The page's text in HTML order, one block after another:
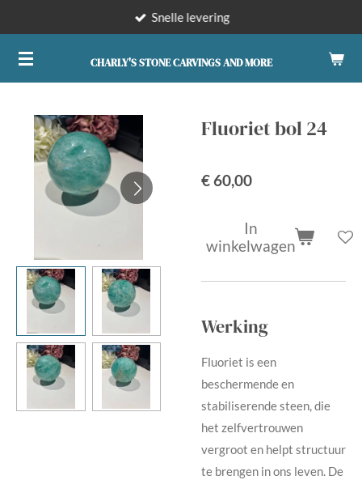
naar
de
CHARLY'S STONE CARVINGS AND MORE
Snelle levering
Fluoriet bol 24
€ 60,00
In
winkelwagen
Werking
Fluoriet is een
beschermende en
stabiliserende steen, die
het zelfvertrouwen
vergroot en helpt structuur
te brengen in ons leven. De